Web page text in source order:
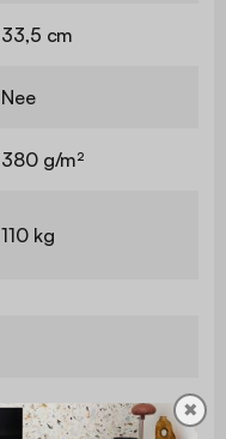
33,5 cm
Nee
380 g/m²
110 kg
✖